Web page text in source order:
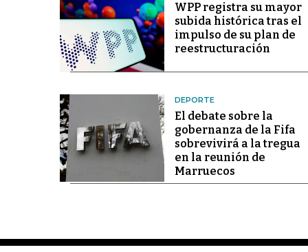
WPP registra su mayor
subida histórica tras el
impulso de su plan de
reestructuración
DEPORTE
El debate sobre la
gobernanza de la Fifa
sobrevivirá a la tregua
en la reunión de
Marruecos